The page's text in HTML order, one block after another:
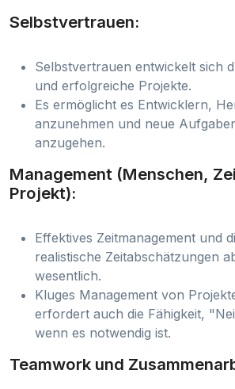
Selbstvertrauen:
Selbstvertrauen entwickelt sich
und erfolgreiche Projekte.
Es ermöglicht es Entwicklern,
anzunehmen und neue
anzugehen.
Management (Menschen,
Projekt):
Effektives Zeitmanagement und
realistische Zeitabschätzungen
wesentlich.
Kluges Management von
erfordert auch die Fähigkeit,
wenn es notwendig ist.
Teamwork und